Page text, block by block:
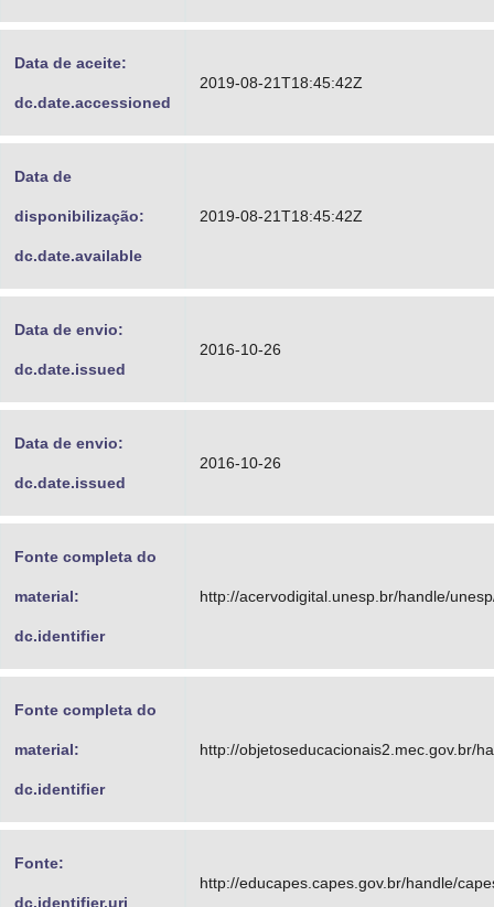
Data de aceite:
dc.date.accessioned
2019-08-21T18:45:42Z
Data de
disponibilização:
dc.date.available
2019-08-21T18:45:42Z
Data de envio:
dc.date.issued
2016-10-26
Data de envio:
dc.date.issued
2016-10-26
Fonte completa do
material:
dc.identifier
http://acervodigital.unesp.br/handle/
Fonte completa do
material:
dc.identifier
http://objetoseducacionais2.mec.gov.br/
Fonte:
dc.identifier.uri
http://educapes.capes.gov.br/handle/